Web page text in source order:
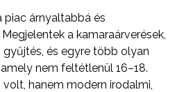
piac árnyaltabbá és
a kamaraárverések,
és egyre több olyan
nem feltétlenül 16–18.
hanem modern irodalmi,